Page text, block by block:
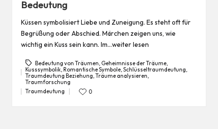
Bedeutung
Küssen symbolisiert Liebe und Zuneigung. Es steht oft für
Begrüßung oder Abschied. Märchen zeigen uns, wie
wichtig ein Kuss sein kann. Im…weiter lesen
Tags:
Bedeutung von Träumen Geheimnisse der Träume,
Kusssymbolik, Romantische Symbole, Schlüsseltraumdeutung
Traumdeutung Beziehung Träume analysieren
Traumforschung
Posted
Traumdeutung 0